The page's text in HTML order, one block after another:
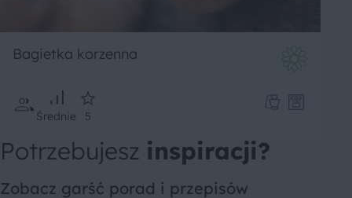
Bagietka korzenna
Średnie 5
Potrzebujesz inspiracji?
Zobacz garść porad i przepisów